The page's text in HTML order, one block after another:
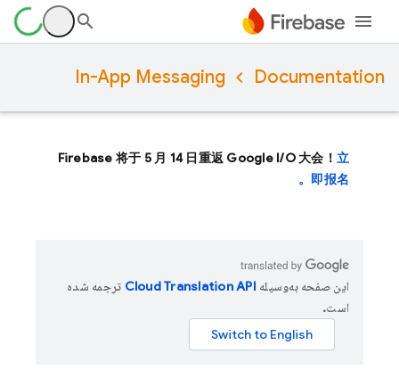
Documentation
In-App Messaging
Firebase 将于 5 月 14 日重返 Google I/O 大会！ 立
即报名。
این صفحه به‌وسیله
ترجمه شده
است.